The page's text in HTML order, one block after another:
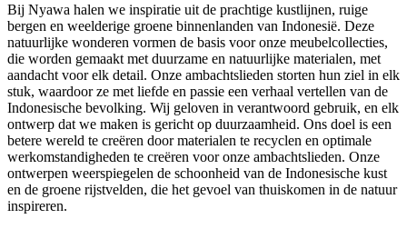
Bij Nyawa halen we inspiratie uit de prachtige kustlijnen, ruige
bergen en weelderige groene binnenlanden van Indonesië. Deze
natuurlijke wonderen vormen de basis voor onze meubelcollecties,
die worden gemaakt met duurzame en natuurlijke materialen, met
aandacht voor elk detail. Onze ambachtslieden storten hun ziel in elk
stuk, waardoor ze met liefde en passie een verhaal vertellen van de
Indonesische bevolking. Wij geloven in verantwoord gebruik, en elk
ontwerp dat we maken is gericht op duurzaamheid. Ons doel is een
betere wereld te creëren door materialen te recyclen en optimale
werkomstandigheden te creëren voor onze ambachtslieden. Onze
ontwerpen weerspiegelen de schoonheid van de Indonesische kust
en de groene rijstvelden, die het gevoel van thuiskomen in de natuur
inspireren.